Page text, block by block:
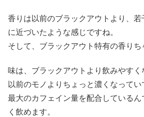
香りは以前のブラックアウトより、
に近づいたような感じですね。
そして、ブラックアウト特有の香りち
味は、ブラックアウトより飲みやすく
以前のモノよりちょっと濃くなってい
最大のカフェイン量を配合しているん
く飲めます。